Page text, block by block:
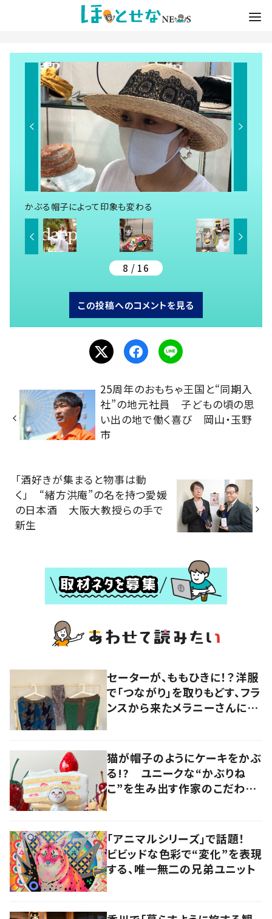
かぶる帽子によって印象も変わる
8 / 16
この投稿へのコメントを見る
25周年のおもちゃ王国と“同期入
社”の地元社員 子どもの頃の思
い出の地で働く喜び 岡山・玉野
市
「酒好きが集まると物事は動
く」 “緒方洪庵”の名を持つ愛媛
の日本酒 大阪大教授らの手で
新生
セーターが、ももひきに！？洋服
で「つながり」を取りもどす、フラ
ンスから来たメラニーさんに学
猫が帽子のようにケーキをかぶ
る!? ユニークな“かぶりね
こ”を生み出す作家のこだわり
「アニマルシリーズ」で話題！
ビビッドな色彩で“変化”を表現
する、唯一無二の兄弟ユニット